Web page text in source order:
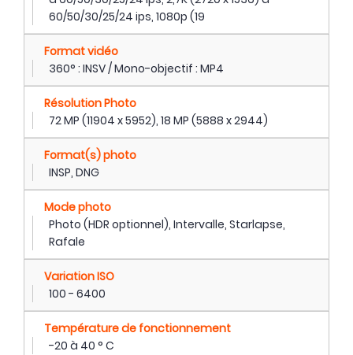
60/50/30/25/24 ips, 1080p (19
Format vidéo
360° : INSV / Mono-objectif : MP4
Résolution Photo
72 MP (11904 x 5952), 18 MP (5888 x 2944)
Format(s) photo
INSP, DNG
Mode photo
Photo (HDR optionnel), Intervalle, Starlapse,
Rafale
Variation ISO
100 - 6400
Température de fonctionnement
-20 à 40 ° C